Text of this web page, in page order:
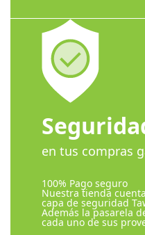
en tus compras
100% Pago seguro
Nuestra tienda
capa de seguridad
Además la pasarela
cada uno de sus